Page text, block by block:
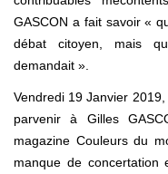
GASCON a fait savoir «
débat citoyen, mais
demandait ».
Vendredi 19 Janvier
parvenir à Gilles
magazine Couleurs du
manque de concertation